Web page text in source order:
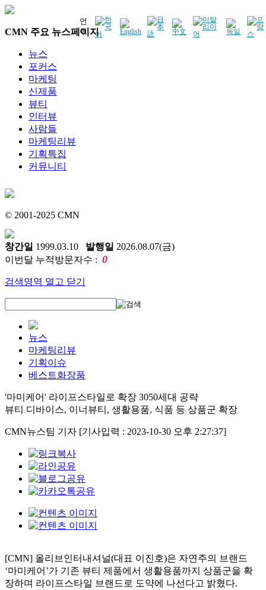
언
어
CMN 주요 뉴스페이지
뉴스
포커스
마케팅
신제품
뷰티
인터뷰
사람들
마케팅리뷰
기획특집
커뮤니티
© 2001-2025 CMN
창간일 1999.03.10 발행일 2026.08.07(금)
이번달 누적방문자수 : 0
검색영역 열고 닫기
뉴스
마케팅리뷰
기획이슈
베스트화장품
'마미케어' 라이프스타일로 확장 3050세대 공략
뷰티 디바이스, 이너뷰티, 생활용품, 식품 등 상품군 확장
CMN뉴스팀 기자 [기사입력 : 2023-10-30 오후 2:27:37]
[CMN] 올리브인터내셔널(대표 이진호)은 자연주의 브랜드
‘마미케어 ’가 기존 뷰티 제품에서 생활용품까지 상품군을 확
장하며 라이프스타일 브랜드로 도약에 나선다고 밝혔다.